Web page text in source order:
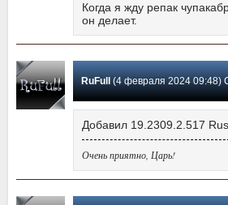
Когда я жду репак
он делает.
RuFull (4 февраля 2024 09:48)
Добавил 19.2309.2.517
Очень приятно, Царь!